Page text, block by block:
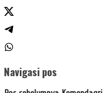
Navigasi pos